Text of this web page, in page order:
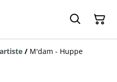
/ M'dam - Huppe